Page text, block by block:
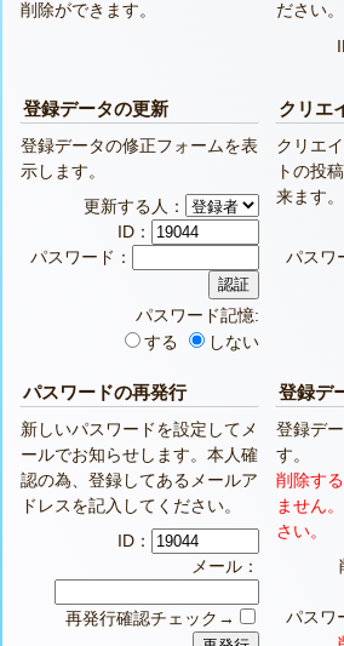
削除ができます。
ださい。
登録データの更新
登録データの修正フォームを表
示します。
更新する人：
ID：
パスワード：
パスワード記憶:
する
しない
クリエ
クリエ
トの投
来ます。
パスワ
パスワードの再発行
新しいパスワードを設定してメ
ールでお知らせします。本人確
認の為、登録してあるメールア
ドレスを記入してください。
ID：
メール：
再発行確認チェック→
登録デ
登録デ
す。
削除す
ません
さい。
パスワ